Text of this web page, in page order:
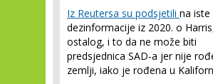
Iz Reutersa su podsjetili na iste
dezinformacije iz 2020. o
ostalog, i to da ne može biti
predsjednica SAD-a jer nije
zemlji, iako je rođena u